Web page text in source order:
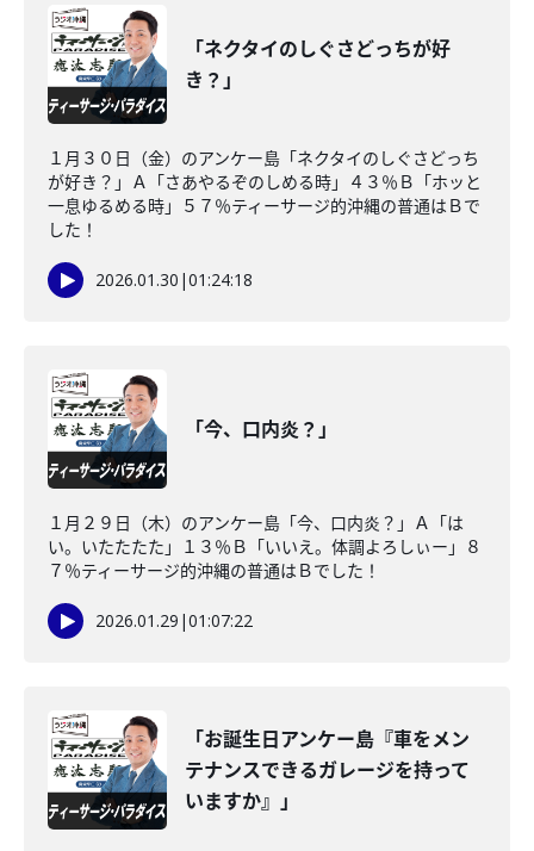
「ネクタイのしぐさどっちが好
き？」
１月３０日（金）のアンケー島「ネクタイのしぐさどっち
が好き？」Ａ「さあやるぞのしめる時」４３％Ｂ「ホッと
一息ゆるめる時」５７％ティーサージ的沖縄の普通はＢで
した！
2026.01.30 |01:24:18
「今、口内炎？」
１月２９日（木）のアンケー島「今、口内炎？」Ａ「は
い。いたたたた」１３％Ｂ「いいえ。体調よろしぃー」８
７％ティーサージ的沖縄の普通はＢでした！
2026.01.29 |01:07:22
「お誕生日アンケー島『車をメン
テナンスできるガレージを持って
いますか』」